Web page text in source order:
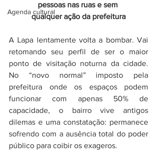
Agenda cultural
pessoas nas ruas e sem
qualquer ação da prefeitura
A Lapa lentamente volta a bombar. Vai
retomando seu perfil de ser o maior
ponto de visitação noturna da cidade.
No “novo normal” imposto pela
prefeitura onde os espaços podem
funcionar com apenas 50% de
capacidade, o bairro vive antigos
dilemas e uma constatação: permanece
sofrendo com a ausência total do poder
público para coibir os exageros.